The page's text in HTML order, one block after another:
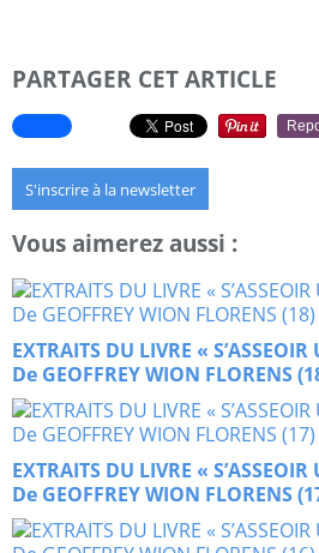
PARTAGER CET ARTICLE
S'inscrire à la newsletter
Vous aimerez aussi :
EXTRAITS DU LIVRE «
De GEOFFREY WION FLORENS
EXTRAITS DU LIVRE «
De GEOFFREY WION FLORENS